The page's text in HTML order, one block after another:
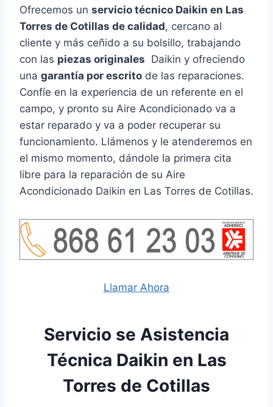
Ofrecemos un servicio técnico Daikin en Las
Torres de Cotillas de calidad, cercano al
cliente y más ceñido a su bolsillo, trabajando
con las piezas originales Daikin y ofreciendo
una garantía por escrito de las reparaciones.
Confíe en la experiencia de un referente en el
campo, y pronto su Aire Acondicionado va a
estar reparado y va a poder recuperar su
funcionamiento. Llámenos y le atenderemos en
el mismo momento, dándole la primera cita
libre para la reparación de su Aire
Acondicionado Daikin en Las Torres de Cotillas.
Llamar Ahora
Servicio se Asistencia
Técnica Daikin en Las
Torres de Cotillas